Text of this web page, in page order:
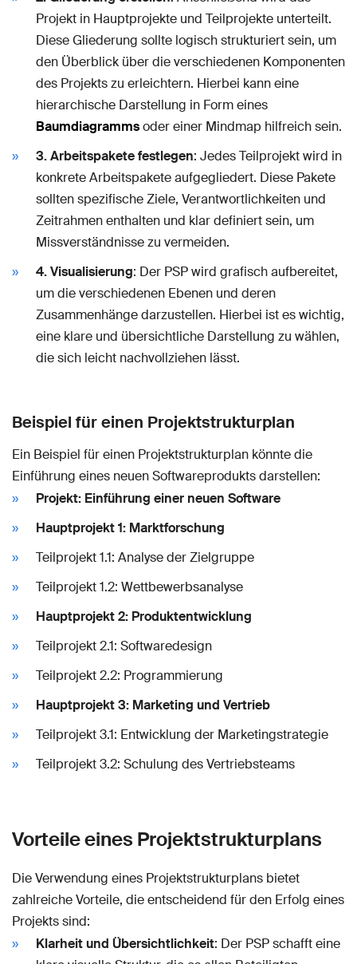
Projekt in Hauptprojekte und Teilprojekte unterteilt.
Diese Gliederung sollte logisch strukturiert sein, um
den Überblick über die verschiedenen Komponenten
des Projekts zu erleichtern. Hierbei kann eine
hierarchische Darstellung in Form eines
Baumdiagrammsoder einer Mindmap hilfreich sein.
3. Arbeitspakete festlegen: Jedes Teilprojekt wird in
konkrete Arbeitspakete aufgegliedert. Diese Pakete
sollten spezifische Ziele, Verantwortlichkeiten und
Zeitrahmen enthalten und klar definiert sein, um
Missverständnisse zu vermeiden.
4. Visualisierung: Der PSP wird grafisch aufbereitet,
um die verschiedenen Ebenen und deren
Zusammenhänge darzustellen. Hierbei ist es wichtig,
eine klare und übersichtliche Darstellung zu wählen,
die sich leicht nachvollziehen lässt.
Beispiel für einen Projektstrukturplan
Ein Beispiel für einen Projektstrukturplan könnte die
Einführung eines neuen Softwareprodukts darstellen:
Projekt: Einführung einer neuen Software
Hauptprojekt 1: Marktforschung
Teilprojekt 1.1: Analyse der Zielgruppe
Teilprojekt 1.2: Wettbewerbsanalyse
Hauptprojekt 2: Produktentwicklung
Teilprojekt 2.1: Softwaredesign
Teilprojekt 2.2: Programmierung
Hauptprojekt 3: Marketing und Vertrieb
Teilprojekt 3.1: Entwicklung der Marketingstrategie
Teilprojekt 3.2: Schulung des Vertriebsteams
Vorteile eines Projektstrukturplans
Die Verwendung eines Projektstrukturplans bietet
zahlreiche Vorteile, die entscheidend für den Erfolg eines
Projekts sind:
Klarheit und Übersichtlichkeit: Der PSP schafft eine